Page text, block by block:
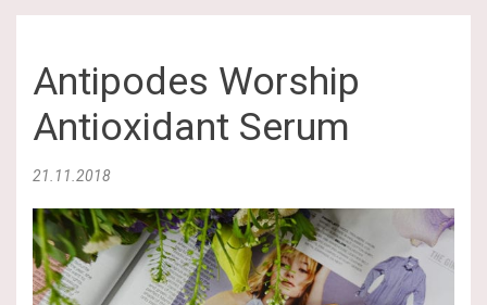
Antipodes Worship
Antioxidant Serum
21.11.2018